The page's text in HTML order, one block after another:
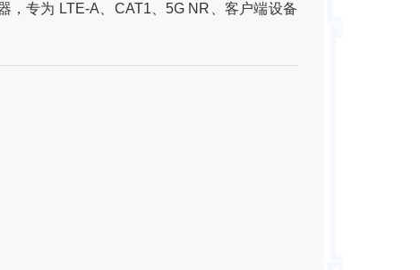
，专为 LTE-A、CAT1、5G NR、客户端设备